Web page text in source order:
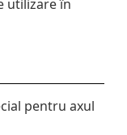
utilizare în
pentru axul